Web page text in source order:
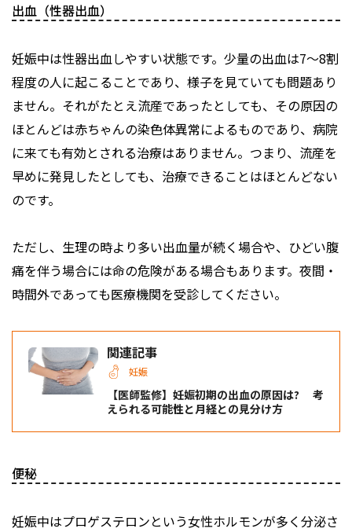
出血（性器出血）
妊娠中は性器出血しやすい状態です。少量の出血は7～8割
程度の人に起こることであり、様子を見ていても問題あり
ません。それがたとえ流産であったとしても、その原因の
ほとんどは赤ちゃんの染色体異常によるものであり、病院
に来ても有効とされる治療はありません。つまり、流産を
早めに発見したとしても、治療できることはほとんどない
のです。
ただし、生理の時より多い出血量が続く場合や、ひどい腹
痛を伴う場合には命の危険がある場合もあります。夜間・
時間外であっても医療機関を受診してください。
関連記事
妊娠
【医師監修】妊娠初期の出血の原因は? 考
えられる可能性と月経との見分け方
便秘
妊娠中はプロゲステロンという女性ホルモンが多く分泌さ